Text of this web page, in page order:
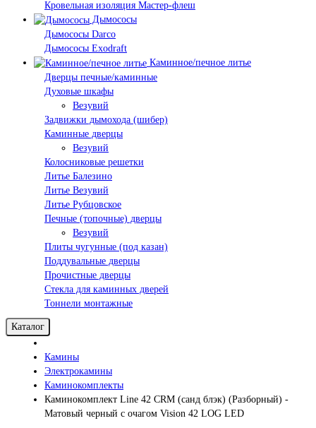
Кровельная изоляция Мастер-флеш
Дымососы
Дымососы Darco
Дымососы Exodraft
Каминное/печное литье
Дверцы печные/каминные
Духовые шкафы
Везувий
Задвижки дымохода (шибер)
Каминные дверцы
Везувий
Колосниковые решетки
Литье Балезино
Литье Везувий
Литье Рубцовское
Печные (топочные) дверцы
Везувий
Плиты чугунные (под казан)
Поддувальные дверцы
Прочистные дверцы
Стекла для каминных дверей
Тоннели монтажные
Каталог
Камины
Электрокамины
Каминокомплекты
Каминокомплект Line 42 CRM (санд блэк) (Разборный) -
Матовый черный с очагом Vision 42 LOG LED